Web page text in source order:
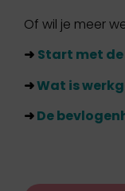
Of wil je meer
➜ Start met
➜Wat is
➜De